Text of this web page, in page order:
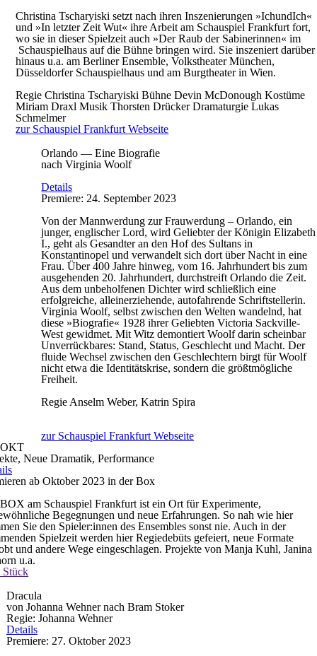
Christina Tscharyiski setzt nach ihren Inszenierungen »IchundIch«
und »In letzter Zeit Wut« ihre Arbeit am Schauspiel Frankfurt fort,
wo sie in dieser Spielzeit auch »Der Raub der Sabinerinnen« im
Schauspielhaus auf die Bühne bringen wird. Sie inszeniert darüber
hinaus u.a. am Berliner Ensemble, Volkstheater München,
Düsseldorfer Schauspielhaus und am Burgtheater in Wien.
Regie Christina TscharyiskiBühne Devin McDonoughKostüme
Miriam DraxlMusikThorsten DrückerDramaturgie Lukas
Schmelmer
zur Schauspiel Frankfurt Webseite
Orlando — Eine Biografie
nach Virginia Woolf
Details
Premiere: 24. September 2023
Von der Mannwerdung zur Frauwerdung – Orlando, ein
junger, englischer Lord, wird Geliebter der Königin Elizabeth
I., geht als Gesandter an den Hof des Sultans in
Konstantinopel und verwandelt sich dort über Nacht in eine
Frau. Über 400 Jahre hinweg, vom 16. Jahrhundert bis zum
ausgehenden 20. Jahrhundert, durchstreift Orlando die Zeit.
Aus dem unbeholfenen Dichter wird schließlich eine
erfolgreiche, alleinerziehende, autofahrende Schriftstellerin.
Virginia Woolf, selbst zwischen den Welten wandelnd, hat
diese »Biografie« 1928 ihrer Geliebten Victoria Sackville-
West gewidmet. Mit Witz demontiert Woolf darin scheinbar
Unverrückbares: Stand, Status, Geschlecht und Macht. Der
fluide Wechsel zwischen den Geschlechtern birgt für Woolf
nicht etwa die Identitätskrise, sondern die größtmögliche
Freiheit.
Regie Anselm Weber, Katrin Spira
zur Schauspiel Frankfurt Webseite
OKT
Neue Dramatik, Performance
ab Oktober 2023 in der Box
am Schauspiel Frankfurt ist ein Ort für Experimente,
Begegnungen und neue Erfahrungen. So nah wie hier
Sie den Spieler:innen des Ensembles sonst nie. Auch in der
Spielzeit werden hier Regiedebüts gefeiert, neue Formate
und andere Wege eingeschlagen. Projekte von Manja Kuhl, Janina
u.a.
Stück
Dracula
von Johanna Wehner nach Bram Stoker
Regie: Johanna Wehner
Details
Premiere: 27. Oktober 2023